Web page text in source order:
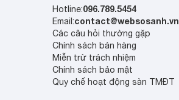
Hotline:096.789.5454
Email:contact@websosanh.vn
Các câu hỏi thường gặp
Chính sách bán hàng
Miễn trừ trách nhiệm
Chính sách bảo mật
Quy chế hoạt động sàn TMĐT